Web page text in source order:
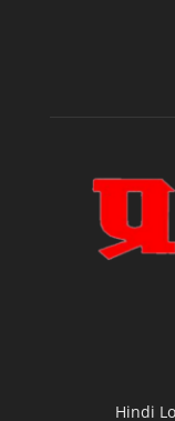
Hindi